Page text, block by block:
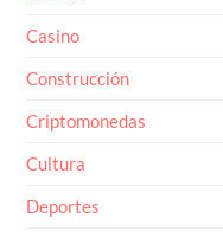
Casino
Construcción
Criptomonedas
Cultura
Deportes